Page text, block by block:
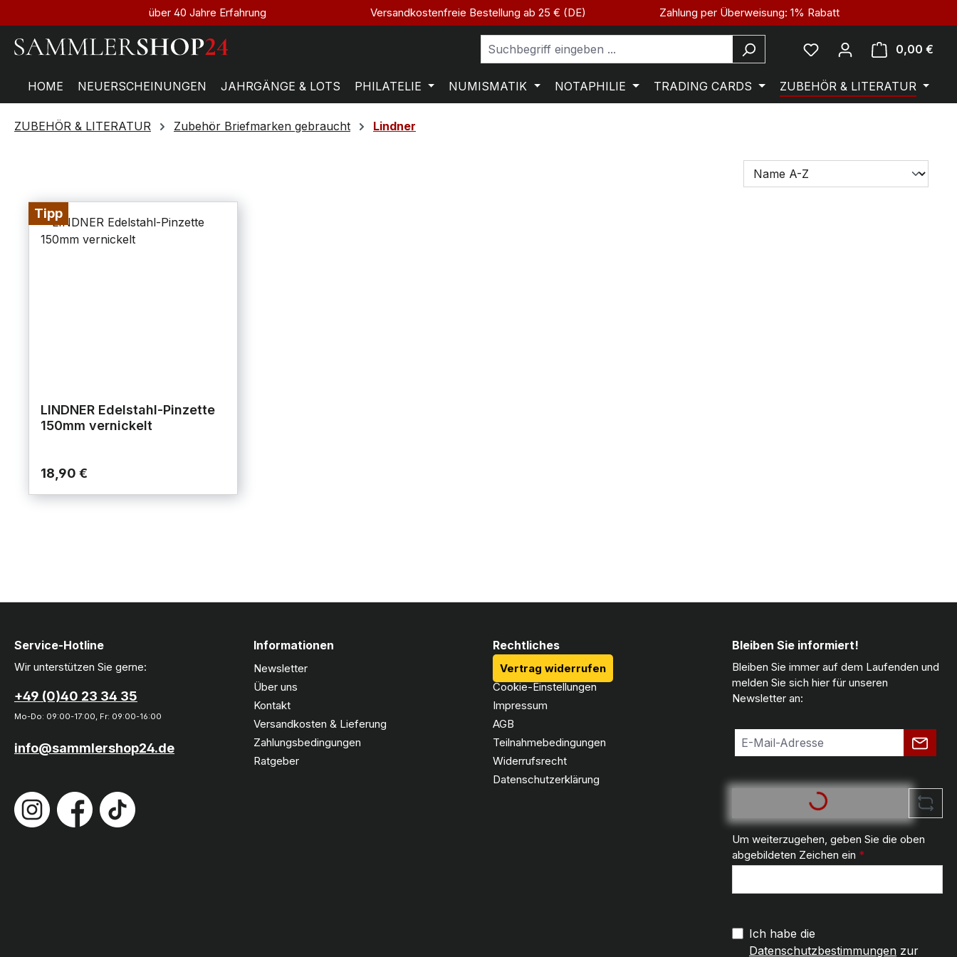
über 40 Jahre Erfahrung Versandkostenfreie Bestellung ab 25 € (DE) Zahlung per Überweisung: 1% Rabatt
0,00 €
HOME NEUERSCHEINUNGEN JAHRGÄNGE & LOTS PHILATELIE NUMISMATIK NOTAPHILIE TRADING CARDS ZUBEHÖR & LITERATUR
ZUBEHÖR & LITERATUR Zubehör Briefmarken gebraucht Lindner
Tipp
LINDNER Edelstahl-Pinzette
150mm vernickelt
18,90 €
Service-Hotline
Wir unterstützen Sie gerne:
+49 (0)40 23 34 35
Mo-Do: 09:00-17:00, Fr: 09:00-16:00
info@sammlershop24.de
Informationen
Newsletter
Über uns
Kontakt
Versandkosten & Lieferung
Zahlungsbedingungen
Ratgeber
Rechtliches
Vertrag widerrufen
Cookie-Einstellungen
Impressum
AGB
Teilnahmebedingungen
Widerrufsrecht
Datenschutzerklärung
Bleiben Sie informiert!
Bleiben Sie immer auf dem Laufenden und
melden Sie sich hier für unseren
Newsletter an:
Um weiterzugehen, geben Sie die oben
abgebildeten Zeichen ein *
Ich habe die
Datenschutzbestimmungen zur